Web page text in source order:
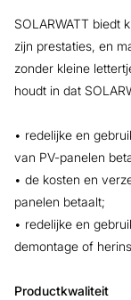
SOLARWATT biedt
zijn prestaties, en
zonder kleine
houdt in dat
• redelijke en
van PV-panelen
• de kosten en
panelen betaalt;
• redelijke en
demontage of
Productkwaliteit